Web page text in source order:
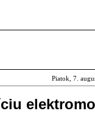
Piatok, 7.